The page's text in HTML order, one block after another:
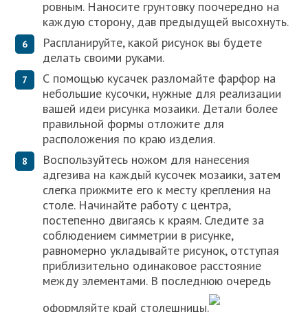
ровным. Наносите грунтовку поочередно на
каждую сторону, дав предыдущей высохнуть.
Распланируйте, какой рисунок вы будете
делать своими руками.
С помощью кусачек разломайте фарфор на
небольшие кусочки, нужные для реализации
вашей идеи рисунка мозаики. Детали более
правильной формы отложите для
расположения по краю изделия.
Воспользуйтесь ножом для нанесения
адгезива на каждый кусочек мозаики, затем
слегка прижмите его к месту крепления на
столе. Начинайте работу с центра,
постепенно двигаясь к краям. Следите за
соблюдением симметрии в рисунке,
равномерно укладывайте рисунок, отступая
приблизительно одинаковое расстояние
между элементами. В последнюю очередь
оформляйте край столешницы.